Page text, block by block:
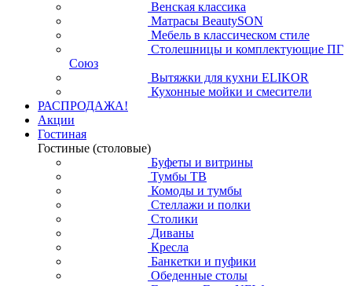
Венская классика
Матрасы BeautySON
Мебель в классическом стиле
Столешницы и комплектующие ПГ
Союз
Вытяжки для кухни ELIKOR
Кухонные мойки и смесители
РАСПРОДАЖА!
Акции
Гостиная
Гостиные (столовые)
Буфеты и витрины
Тумбы ТВ
Комоды и тумбы
Стеллажи и полки
Столики
Диваны
Кресла
Банкетки и пуфики
Обеденные столы